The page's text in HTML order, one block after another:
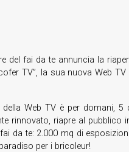
del fai da te annuncia la
TV”, la sua nuova Web
Web TV è per domani, 5
rinnovato, riapre al pubblico
da te: 2.000 mq di
per i bricoleur!